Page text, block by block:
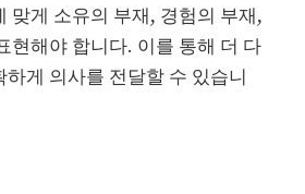
맞게 소유의 부재, 경험의 부재,
현해야 합니다. 이를 통해 더 다
게 의사를 전달할 수 있습니